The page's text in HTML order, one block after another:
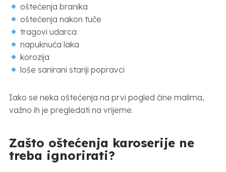
oštećenja branika
oštećenja nakon tuče
tragovi udarca
napuknuća laka
korozija
loše sanirani stariji popravci
Iako se neka oštećenja na prvi pogled čine malima,
važno ih je pregledati na vrijeme.
Zašto oštećenja karoserije ne
treba ignorirati?